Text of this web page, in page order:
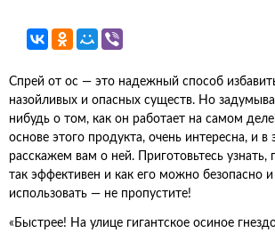
Спрей от ос — это надежный способ
назойливых и опасных существ. Но
нибудь о том, как он работает на самом
основе этого продукта, очень интересна, и в
расскажем вам о ней. Приготовьтесь узнать,
так эффективен и как его можно безопасно
использовать — не пропустите!
«Быстрее! На улице гигантское осиное